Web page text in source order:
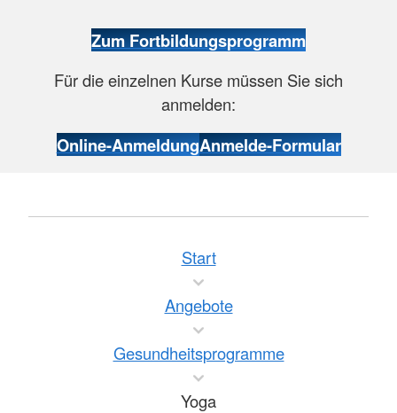
Zum Fortbildungsprogramm
Für die einzelnen Kurse müssen Sie sich
anmelden:
Online-AnmeldungAnmelde-Formular
Start
Angebote
Gesundheitsprogramme
Yoga